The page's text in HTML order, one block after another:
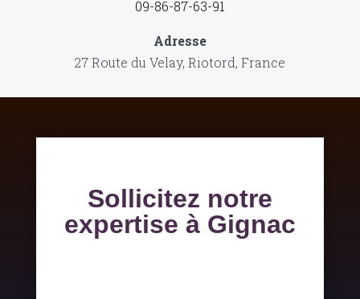
09-86-87-63-91
Adresse
27 Route du Velay, Riotord, France
Sollicitez notre
expertise à Gignac